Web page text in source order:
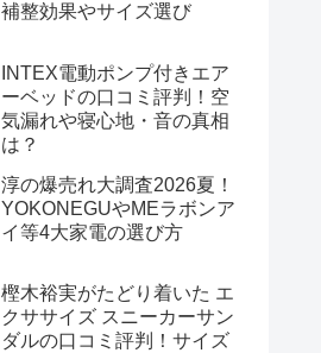
補整効果やサイズ選び
INTEX電動ポンプ付きエア
ーベッドの口コミ評判！空
気漏れや寝心地・音の真相
は？
淳の爆売れ大調査2026夏！
YOKONEGUやMEラボンア
イ等4大家電の選び方
樫木裕実がたどり着いた エ
クササイズ スニーカーサン
ダルの口コミ評判！サイズ